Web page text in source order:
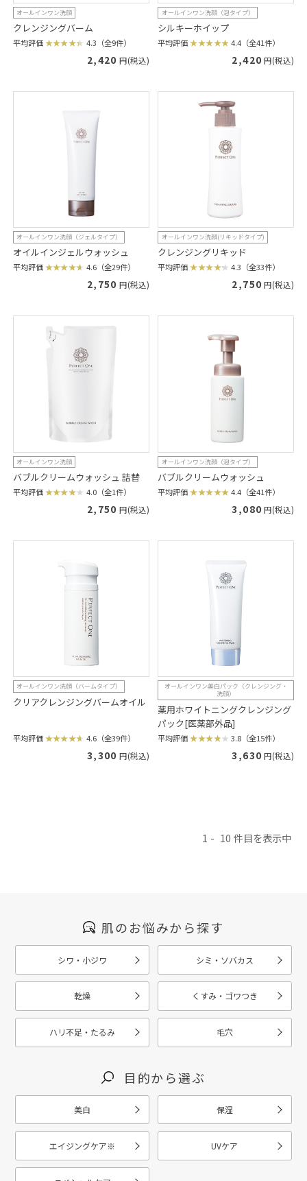
オールインワン洗顔
クレンジングバーム
平均評価 4.3（全9件）
2,420 円(税込)
オールインワン洗顔（泡タイプ）
シルキーホイップ
平均評価 4.4（全41件）
2,420 円(税込)
オールインワン洗顔（ジェルタイプ）
オイルインジェルウォッシュ
平均評価 4.6（全29件）
2,750 円(税込)
オールインワン洗顔(リキッドタイプ)
クレンジングリキッド
平均評価 4.3（全33件）
2,750 円(税込)
オールインワン洗顔
バブルクリームウォッシュ 詰替
平均評価 4.0（全1件）
2,750 円(税込)
オールインワン洗顔（泡タイプ）
バブルクリームウォッシュ
平均評価 4.4（全41件）
3,080 円(税込)
オールインワン洗顔（バームタイプ）
クリアクレンジングバームオイル
平均評価 4.6（全39件）
3,300 円(税込)
オールインワン美白パック（クレンジング・
洗顔）
薬用ホワイトニングクレンジング
パック[医薬部外品]
平均評価 3.8（全15件）
3,630 円(税込)
1 10
肌のお悩みから探す
シワ・小ジワ シミ・ソバカス
乾燥 くすみ・ゴワつき
ハリ不足・たるみ 毛穴
目的から選ぶ
美白 保湿
エイジングケア※ UVケア